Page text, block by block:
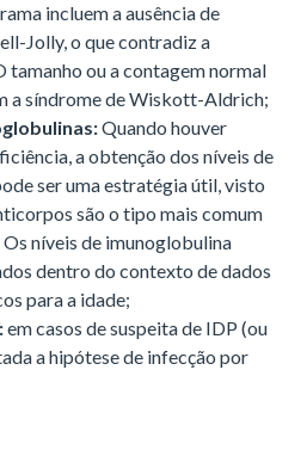
incluem a ausência de
Jolly, o que contradiz a
tamanho ou a contagem normal
a síndrome de Wiskott-Aldrich;
Quando houver
a obtenção dos níveis de
ser uma estratégia útil, visto
são o tipo mais comum
níveis de imunoglobulina
dentro do contexto de dados
para a idade;
em casos de suspeita de IDP (ou
a hipótese de infecção por